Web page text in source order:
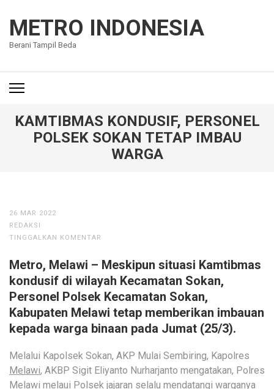
konten
(Tekan
METRO INDONESIA
Berani Tampil Beda
KAMTIBMAS KONDUSIF, PERSONEL
POLSEK SOKAN TETAP IMBAU
WARGA
26 MAR 2022
REDAKSI
TINGGALKAN KOMENTAR
Metro, Melawi – Meskipun situasi Kamtibmas
kondusif di wilayah Kecamatan Sokan,
Personel Polsek Kecamatan Sokan,
Kabupaten Melawi tetap memberikan imbauan
kepada warga binaan pada Jumat (25/3).
Melalui Kapolsek Sokan, AKP Mulai Sembiring, Kapolres
Melawi, AKBP Sigit Eliyanto Nurharjanto mengatakan, Polres
Melawi melaui Polsek jajaran selalu mendatangi warganya